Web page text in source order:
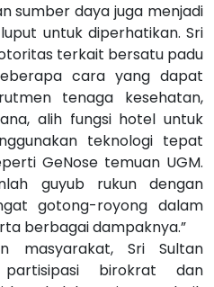
sumber daya juga menjadi
untuk diperhatikan. Sri
terkait bersatu padu
cara yang dapat
tenaga kesehatan,
alih fungsi hotel untuk
teknologi tepat
GeNose temuan UGM.
guyub rukun dengan
gotong-royong dalam
berbagai dampaknya.”
masyarakat, Sri Sultan
birokrat dan